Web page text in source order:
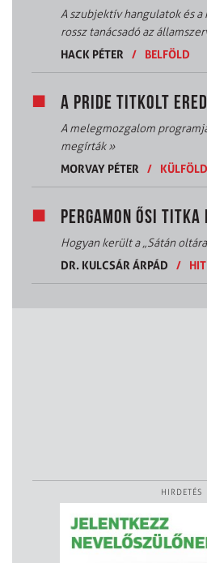
A szubjektív hangulatok és
rossz tanácsadó az
HACK PÉTER
/ BELFÖLD
A PRIDE TITKOLT
A melegmozgalom
megírták»
MORVAY PÉTER
/ KÜLFÖLD
PERGAMON ŐSI TITKA
Hogyan került a „Sátán
DR. KULCSÁR ÁRPÁD
/
HIRDETÉS